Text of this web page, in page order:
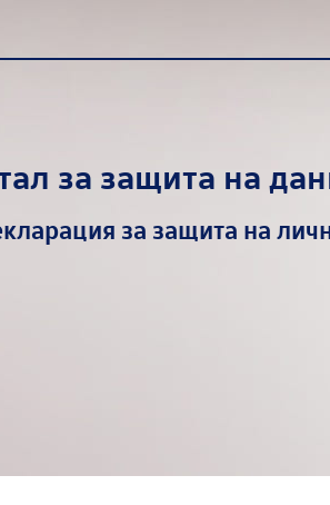
за защита на
за защита на